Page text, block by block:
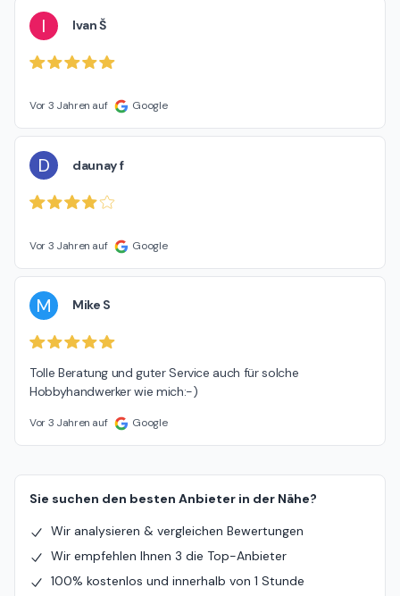
I Ivan Š
Vor 3 Jahren auf Google
D daunay f
Vor 3 Jahren auf Google
M Mike S
Tolle Beratung und guter Service auch für solche
Hobbyhandwerker wie mich:-)
Vor 3 Jahren auf Google
Sie suchen den besten Anbieter in der Nähe?
Wir analysieren & vergleichen Bewertungen
Wir empfehlen Ihnen 3 die Top-Anbieter
100% kostenlos und innerhalb von 1 Stunde